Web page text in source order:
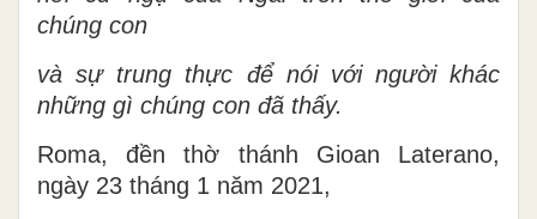
chúng con
và sự trung thực để nói với người khác
những gì chúng con đã thấy.
Roma, đền thờ thánh Gioan Laterano,
ngày 23 tháng 1 năm 2021,